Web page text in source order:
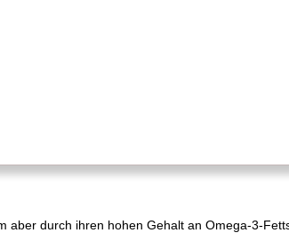
aber durch ihren hohen Gehalt an Omega-3-